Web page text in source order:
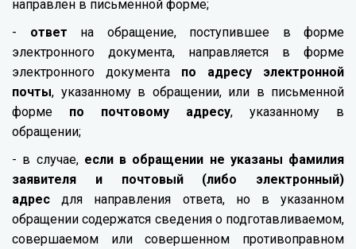
направлен в письменной форме;
- ответ на обращение, поступившее в форме
электронного документа, направляется в форме
электронного документа по адресу электронной
почты, указанному в обращении, или в письменной
форме по почтовому адресу, указанному в
обращении;
- в случае, если в обращении не указаны фамилия
заявителя и почтовый (либо электронный)
адрес для направления ответа, но в указанном
обращении содержатся сведения о подготавливаемом,
совершаемом или совершенном противоправном